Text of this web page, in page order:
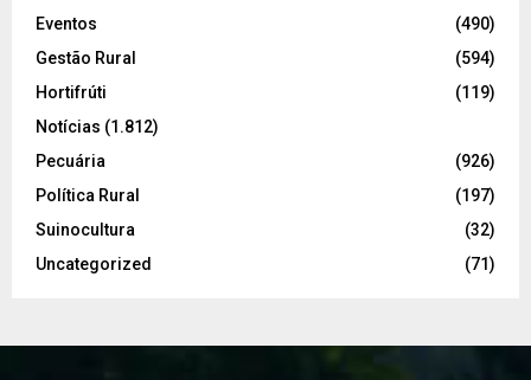
Eventos
(490)
Gestão Rural
(594)
Hortifrúti
(119)
Notícias (1.812)
Pecuária
(926)
Política Rural
(197)
Suinocultura
(32)
Uncategorized
(71)